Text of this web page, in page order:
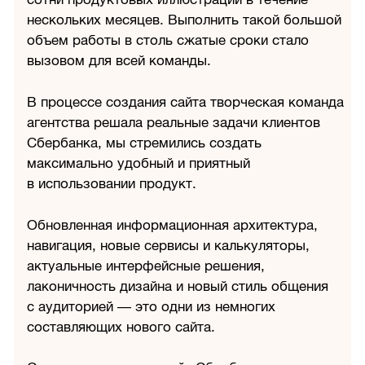
нескольких месяцев. Выполнить такой большой
объем работы в столь сжатые сроки стало
вызовом для всей команды.
В процессе создания сайта творческая команда
агентства решала реальные задачи клиентов
Сбербанка, мы стремились создать
максимально удобный и приятный
в использовании продукт.
Обновленная информационная архитектура,
навигация, новые сервисы и калькуляторы,
актуальные интерфейсные решения,
лаконичность дизайна и новый стиль общения
с аудиторией — это одни из немногих
составляющих нового сайта.